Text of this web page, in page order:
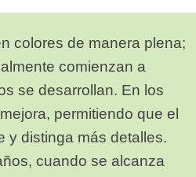
colores de manera plena;
comienzan a
se desarrollan. En los
permitiendo que el
y distinga más detalles.
cuando se alcanza